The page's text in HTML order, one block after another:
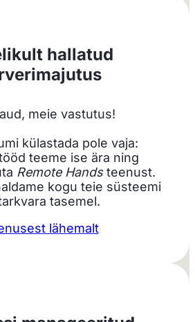
hallatud
meie vastutus!
külastada pole vaja:
teeme ise ära ning
Remote Handsteenust.
kogu teie süsteemi
tasemel.
lähemalt